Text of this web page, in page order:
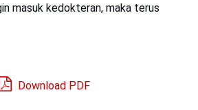
masuk kedokteran, maka terus
Download PDF